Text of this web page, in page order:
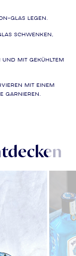
Glas legen.
schwenken,
und mit gekühltem
mit einem
garnieren.